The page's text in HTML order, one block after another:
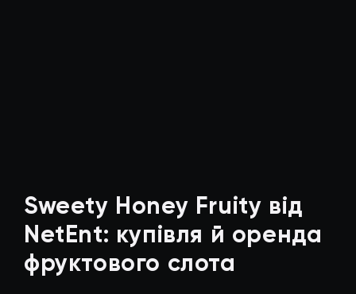
Sweety Honey Fruity від
NetEnt: купівля й оренда
фруктового слота